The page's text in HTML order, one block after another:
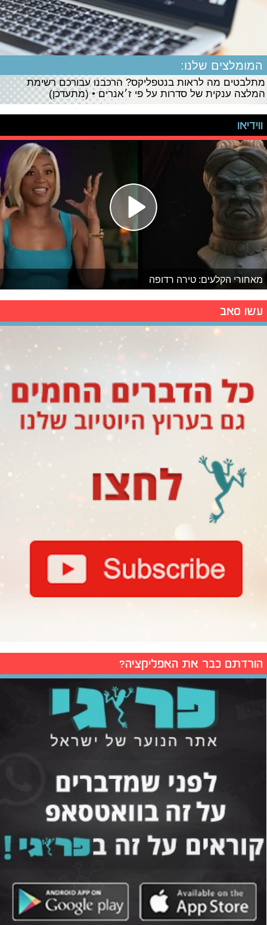
המומלצים שלנו:
מתלבטים מה לראות בנטפליקס? הרכבנו עבורכם רשימת
המלצה ענקית של סדרות על פי ז׳אנרים • (מתעדכן)
ווידיאו
מאחורי הקלעים: טירה רדופה
עשו סאב
הורדתם כבר את האפליקציה?